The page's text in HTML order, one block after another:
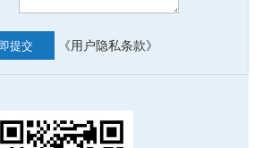
提交 《用户隐私条款》